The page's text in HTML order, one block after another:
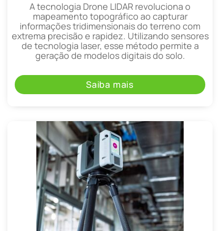
A tecnologia Drone LIDAR revoluciona o
mapeamento topográfico ao capturar
informações tridimensionais do terreno com
extrema precisão e rapidez. Utilizando sensores
de tecnologia laser, esse método permite a
geração de modelos digitais do solo.
Saiba mais